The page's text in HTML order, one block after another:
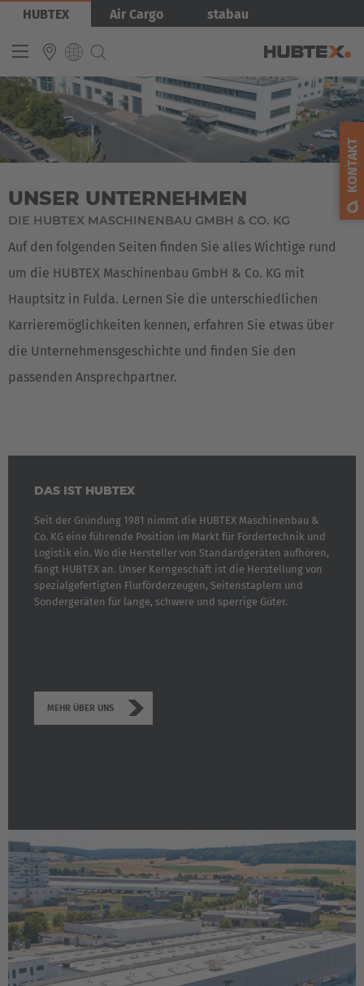
Direkt
Inhalt
HUBTEX Air Cargo stabau
INTERNATIONAL
English
Español
Français
Bild
UNSER UNTERNEHMEN
DIE HUBTEX MASCHINENBAU GMBH & CO. KG
Auf den folgenden Seiten finden Sie alles Wichtige rund
um die HUBTEX Maschinenbau GmbH & Co. KG mit
Hauptsitz in Fulda. Lernen Sie die unterschiedlichen
Karrieremöglichkeiten kennen, erfahren Sie etwas über
die Unternehmensgeschichte und finden Sie den
passenden Ansprechpartner.
DAS IST HUBTEX
Seit der Gründung 1981 nimmt die HUBTEX Maschinenbau &
Co. KG eine führende Position im Markt für Fördertechnik und
Logistik ein. Wo die Hersteller von Standardgeräten aufhören,
fängt HUBTEX an. Unser Kerngeschäft ist die Herstellung von
spezialgefertigten Flurförderzeugen, Seitenstaplern und
Sondergeräten für lange, schwere und sperrige Güter.
MEHR ÜBER UNS
KONTAKT